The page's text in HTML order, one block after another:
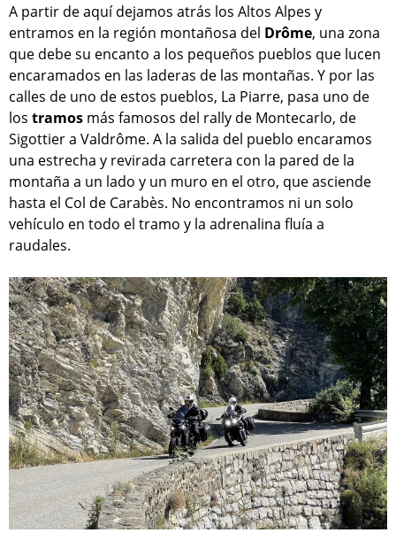
A partir de aquí dejamos atrás los Altos Alpes y
entramos en la región montañosa del Drôme, una zona
que debe su encanto a los pequeños pueblos que lucen
encaramados en las laderas de las montañas. Y por las
calles de uno de estos pueblos, La Piarre, pasa uno de
los tramos más famosos del rally de Montecarlo, de
Sigottier a Valdrôme. A la salida del pueblo encaramos
una estrecha y revirada carretera con la pared de la
montaña a un lado y un muro en el otro, que asciende
hasta el Col de Carabès. No encontramos ni un solo
vehículo en todo el tramo y la adrenalina fluía a
raudales.